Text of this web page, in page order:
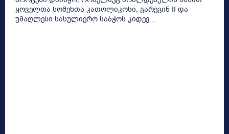
ყოველთა სომეხთა კათოლიკოსი, გარეგინ II და
უმაღლესი სასულიერო საბჭოს კიდევ...